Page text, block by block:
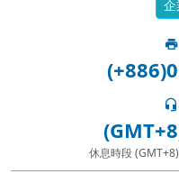
休息時段